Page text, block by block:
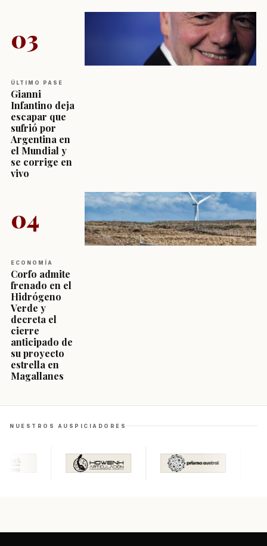
03
ÚLTIMO PASE
Gianni
Infantino deja
escapar que
sufrió por
Argentina en
el Mundial y
se corrige en
vivo
04
ECONOMÍA
Corfo admite
frenado en el
Hidrógeno
Verde y
decreta el
cierre
anticipado de
su proyecto
estrella en
Magallanes
NUESTROS AUSPICIADORES